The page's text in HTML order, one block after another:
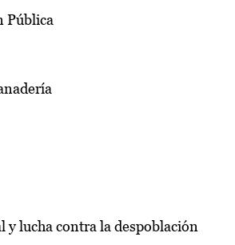
Pública
y lucha contra la despoblación